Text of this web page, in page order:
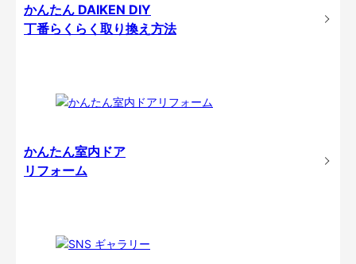
かんたん DAIKEN DIY
丁番らくらく取り換え方法
かんたん室内ドア
リフォーム